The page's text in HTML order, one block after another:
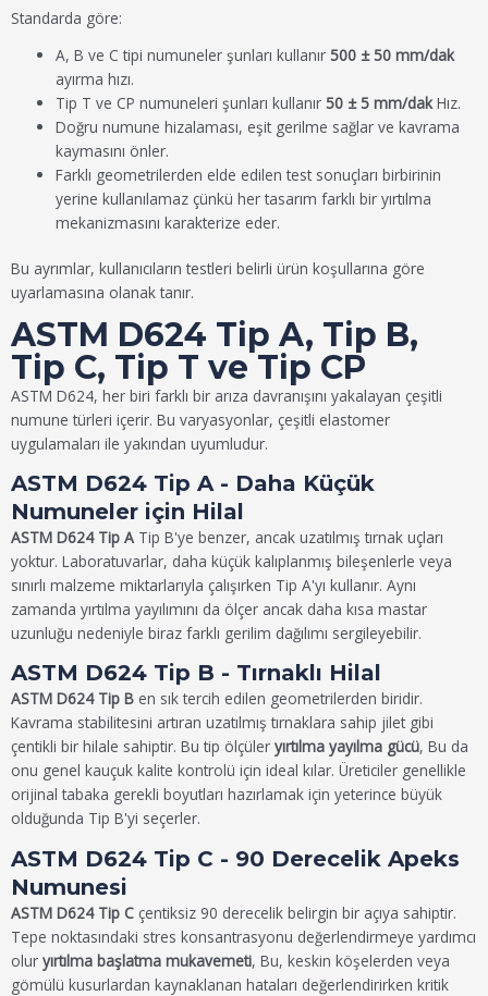
Standarda göre:
A, B ve C tipi numuneler şunları kullanır500 ± 50 mm/dak
ayırma hızı.
Tip T ve CP numuneleri şunları kullanır50 ± 5 mm/dakHız.
Doğru numune hizalaması, eşit gerilme sağlar ve kavrama
kaymasını önler.
Farklı geometrilerden elde edilen test sonuçları birbirinin
yerine kullanılamaz çünkü her tasarım farklı bir yırtılma
mekanizmasını karakterize eder.
Bu ayrımlar, kullanıcıların testleri belirli ürün koşullarına göre
uyarlamasına olanak tanır.
ASTM D624 Tip A, Tip B,
Tip C, Tip T ve Tip CP
ASTM D624, her biri farklı bir arıza davranışını yakalayan çeşitli
numune türleri içerir. Bu varyasyonlar, çeşitli elastomer
uygulamaları ile yakından uyumludur.
ASTM D624 Tip A - Daha Küçük
Numuneler için Hilal
ASTM D624 Tip A Tip B'ye benzer, ancak uzatılmış tırnak uçları
yoktur. Laboratuvarlar, daha küçük kalıplanmış bileşenlerle veya
sınırlı malzeme miktarlarıyla çalışırken Tip A'yı kullanır. Aynı
zamanda yırtılma yayılımını da ölçer ancak daha kısa mastar
uzunluğu nedeniyle biraz farklı gerilim dağılımı sergileyebilir.
ASTM D624 Tip B - Tırnaklı Hilal
ASTM D624 Tip B en sık tercih edilen geometrilerden biridir.
Kavrama stabilitesini artıran uzatılmış tırnaklara sahip jilet gibi
çentikli bir hilale sahiptir. Bu tip ölçüler yırtılma yayılma gücü, Bu da
onu genel kauçuk kalite kontrolü için ideal kılar. Üreticiler genellikle
orijinal tabaka gerekli boyutları hazırlamak için yeterince büyük
olduğunda Tip B'yi seçerler.
ASTM D624 Tip C - 90 Derecelik Apeks
Numunesi
ASTM D624 Tip C çentiksiz 90 derecelik belirgin bir açıya sahiptir.
Tepe noktasındaki stres konsantrasyonu değerlendirmeye yardımcı
olur yırtılma başlatma mukavemeti, Bu, keskin köşelerden veya
gömülü kusurlardan kaynaklanan hataları değerlendirirken kritik